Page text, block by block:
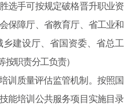
选手可按规定破格晋升职业资
保障厅、省教育厅、省工业和
建设厅、省国资委、省总工
职责分工负责）
训质量评估监管机制。按照国
能培训公共服务项目实施目录